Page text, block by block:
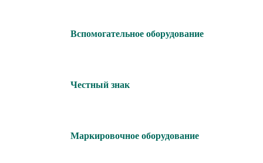
Вспомогательное оборудование
Честный знак
Маркировочное оборудование